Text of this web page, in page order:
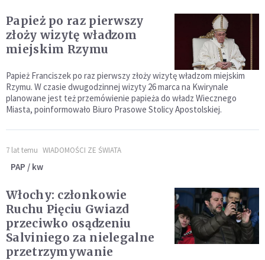
Papież po raz pierwszy
złoży wizytę władzom
miejskim Rzymu
Papież Franciszek po raz pierwszy złoży wizytę władzom miejskim
Rzymu. W czasie dwugodzinnej wizyty 26 marca na Kwirynale
planowane jest też przemówienie papieża do władz Wiecznego
Miasta, poinformowało Biuro Prasowe Stolicy Apostolskiej.
7 lat temu WIADOMOŚCI ZE ŚWIATA
PAP / kw
Włochy: członkowie
Ruchu Pięciu Gwiazd
przeciwko osądzeniu
Salviniego za nielegalne
przetrzymywanie